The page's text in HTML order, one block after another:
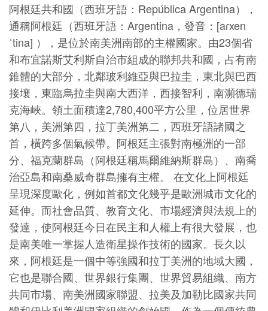
阿根廷共和國（西班牙語：República Argentina），
通稱阿根廷（西班牙語：Argentina，發音：[aɾxen
ˈtina] ），是位於南美洲南部的主權國家。由23個省
和布宜諾斯艾利斯自治市組成的聯邦共和國，占有南
錐體的大部分，北鄰玻利維亞與巴拉圭，東北與巴西
接壤，東臨烏拉圭與南大西洋，西接智利，南瀕德瑞
克海峽。領土面積達2,780,400平方公里，位居世界
第八，美洲第四，拉丁美洲第二，西班牙語諸國之
首，橫跨多個氣候帶。阿根廷主張對南極洲的一部
分、福克蘭群島（阿根廷稱馬爾維納斯群島）、南喬
治亞島和南桑威奇群島擁有主權。 在文化上阿根廷
呈現深度歐化，例如首都文化幾乎是歐洲城市文化的
延伸。而社會品質、教育文化、市場經濟與法規上的
發達，使阿根廷今日在民主和人權上有很大發展，也
是南美唯一掌握人造衛星操作技術的國家。長久以
來，阿根廷是一個中等強國和拉丁美洲的地域大國，
它也是聯合國、世界銀行集團、世界貿易組織、南方
共同市場、南美洲國家聯盟、拉美及加勒比國家共同